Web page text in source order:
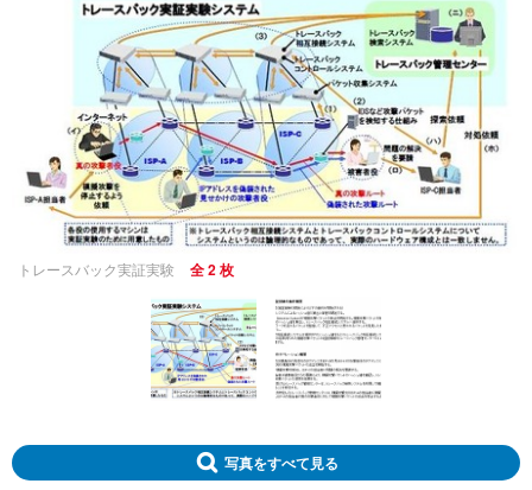
トレースバック実証実験 全 2 枚
写真をすべて見る